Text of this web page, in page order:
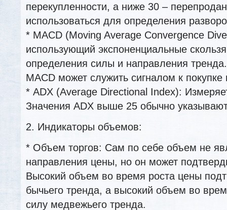
перекупленности, а ниже 30 –
использоваться для определения
* MACD (Moving Average Convergence
использующий экспоненциальные
определения силы и направления
MACD может служить сигналом к
* ADX (Average Directional Index):
Значения ADX выше 25 обычно
2. Индикаторы объемов:
* Объем торгов: Сам по себе объем не
направления цены, но он может
Высокий объем во время роста цены
бычьего тренда, а высокий объем во
силу медвежьего тренда.